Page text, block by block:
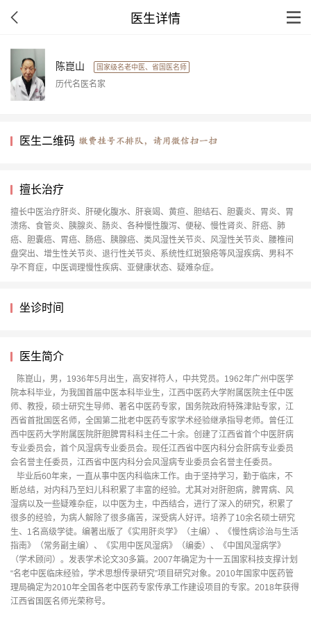
医生详情
陈崑山 国家级名老中医、省国医名师
历代名医名家
医生二维码
擅长治疗
擅长中医治疗肝炎、肝硬化腹水、肝衰竭、黄疸、胆结石、胆囊炎、胃炎、胃
溃疡、食管炎、胰腺炎、肠炎、各种慢性腹泻、便秘、慢性肾炎、肝癌、肺
癌、胆囊癌、胃癌、肠癌、胰腺癌、类风湿性关节炎、风湿性关节炎、腰椎间
盘突出、增生性关节炎、退行性关节炎、系统性红斑狼疮等风湿疾病、男科不
孕不育症，中医调理慢性疾病、亚健康状态、疑难杂症。
坐诊时间
医生简介
陈崑山，男，1936年5月出生，高安祥符人，中共党员。1962年广州中医学
院本科毕业，为我国首届中医本科毕业生，江西中医药大学附属医院主任中医
师、教授，硕士研究生导师、著名中医药专家，国务院政府特殊津贴专家，江
西省首批国医名师，全国第二批老中医药专家学术经验继承指导老师。曾任江
西中医药大学附属医院肝胆脾胃科科主任二十余。创建了江西省首个中医肝病
专业委员会，首个风湿病专业委员会。现任江西省中医内科分会肝病专业委员
会名誉主任委员，江西省中医内科分会风湿病专业委员会名誉主任委员。
毕业后60年来，一直从事中医内科临床工作。由于坚持学习，勤于临床，不
断总结，对内科乃至妇儿科积累了丰富的经验。尤其对对肝胆病，脾胃病、风
湿病以及一些疑难杂症，以中医为主，中西结合，进行了深入的研究，积累了
很多的经验，为病人解除了很多痛苦，深受病人好评。培养了10余名硕士研究
生、1名高级学徒。编著出版了《实用肝炎学》（主编）、《慢性病诊治与生活
指南》（常务副主编）、《实用中医风湿病》（编委）、《中国风湿病学》
（学术顾问）。发表学术论文30多篇。2007年确定为十一五国家科技支撑计划
“名老中医临床经验，学术思想传录研究”项目研究对象。2010年国家中医药管
理局确定为2010年全国各老中医药专家传承工作建设项目的专家。2018年获得
江西省国医名师光荣称号。